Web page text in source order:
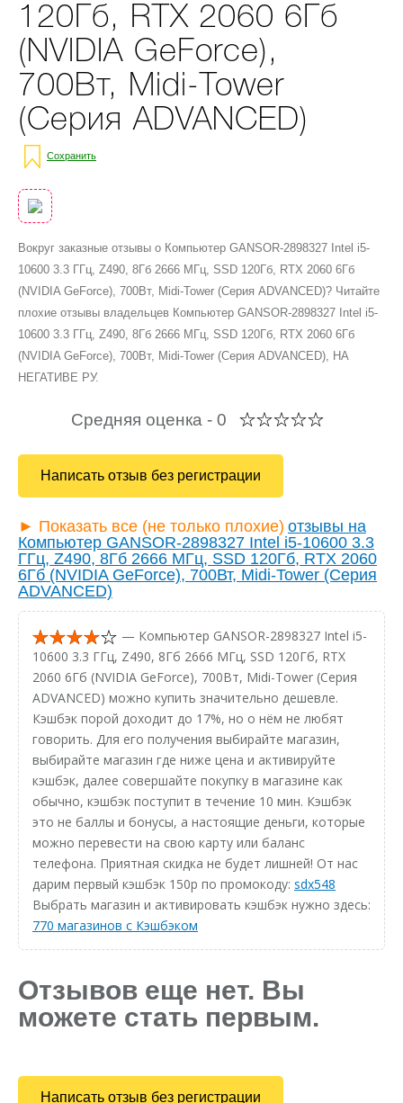
120Гб, RTX 2060 6Гб
(NVIDIA GeForce),
700Вт, Midi-Tower
(Серия ADVANCED)
Сохранить
Вокруг заказные отзывы о Компьютер GANSOR-2898327 Intel i5-
10600 3.3 ГГц, Z490, 8Гб 2666 МГц, SSD 120Гб, RTX 2060 6Гб
(NVIDIA GeForce), 700Вт, Midi-Tower (Серия ADVANCED)? Читайте
плохие отзывы владельцев Компьютер GANSOR-2898327 Intel i5-
10600 3.3 ГГц, Z490, 8Гб 2666 МГц, SSD 120Гб, RTX 2060 6Гб
(NVIDIA GeForce), 700Вт, Midi-Tower (Серия ADVANCED), НА
НЕГАТИВЕ РУ.
Средняя оценка - 0
Написать отзыв без регистрации
► Показать все (не только плохие) отзывы на
Компьютер GANSOR-2898327 Intel i5-10600 3.3
ГГц, Z490, 8Гб 2666 МГц, SSD 120Гб, RTX 2060
6Гб (NVIDIA GeForce), 700Вт, Midi-Tower (Серия
ADVANCED)
— Компьютер GANSOR-2898327 Intel i5-
10600 3.3 ГГц, Z490, 8Гб 2666 МГц, SSD 120Гб, RTX
2060 6Гб (NVIDIA GeForce), 700Вт, Midi-Tower (Серия
ADVANCED) можно купить значительно дешевле.
Кэшбэк порой доходит до 17%, но о нём не любят
говорить. Для его получения выбирайте магазин,
выбирайте магазин где ниже цена и активируйте
кэшбэк, далее совершайте покупку в магазине как
обычно, кэшбэк поступит в течение 10 мин. Кэшбэк
это не баллы и бонусы, а настоящие деньги, которые
можно перевести на свою карту или баланс
телефона. Приятная скидка не будет лишней! От нас
дарим первый кэшбэк 150р по промокоду: sdx548
Выбрать магазин и активировать кэшбэк нужно здесь:
770 магазинов с Кэшбэком
Отзывов еще нет. Вы
можете стать первым.
Написать отзыв без регистрации